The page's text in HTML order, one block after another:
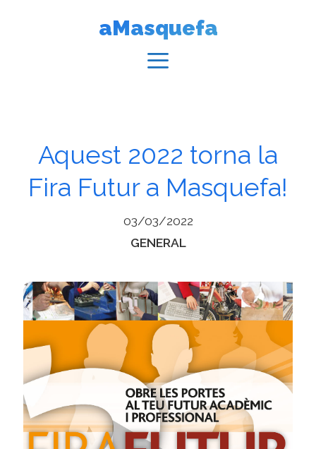
aMasquefa
Aquest 2022 torna la
Fira Futur a Masquefa!
03/03/2022
Categories
GENERAL